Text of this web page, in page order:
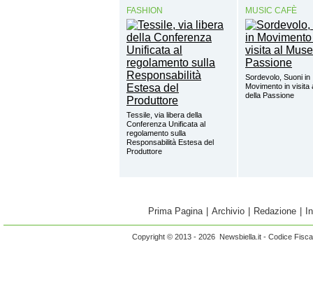
FASHION
Tessile, via libera della
Conferenza Unificata al
regolamento sulla
Responsabilità Estesa del
Produttore
MUSIC CAFÈ
Sordevolo, Suoni in
Movimento in visita
della Passione
Prima Pagina Archivio Redazione
Copyright © 2013 - 2026 Newsbiella.it - Codice